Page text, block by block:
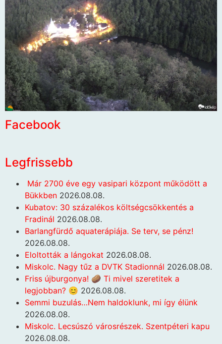
Facebook
Legfrissebb
Már 2700 éve egy vasipari központ működött a
Bükkben 2026.08.08.
Kubatov: 30 százalékos költségcsökkentés a
Fradinál 2026.08.08.
Barlangfürdő aquaterápiája. Se terv, se pénz!
2026.08.08.
Eloltották a lángokat 2026.08.08.
Miskolc. Nagy tűz a DVTK Stadionnál 2026.08.08.
Friss újburgonya! 🥔 Ti mivel szeretitek a
legjobban? 😊 2026.08.08.
Semmi buzulás…Nem haldoklunk, mi így élünk
2026.08.08.
Miskolc. Lecsúszó városrészek. Szentpéteri kapu
2026.08.08.